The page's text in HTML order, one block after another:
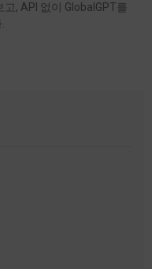
, API 없이 GlobalGPT를